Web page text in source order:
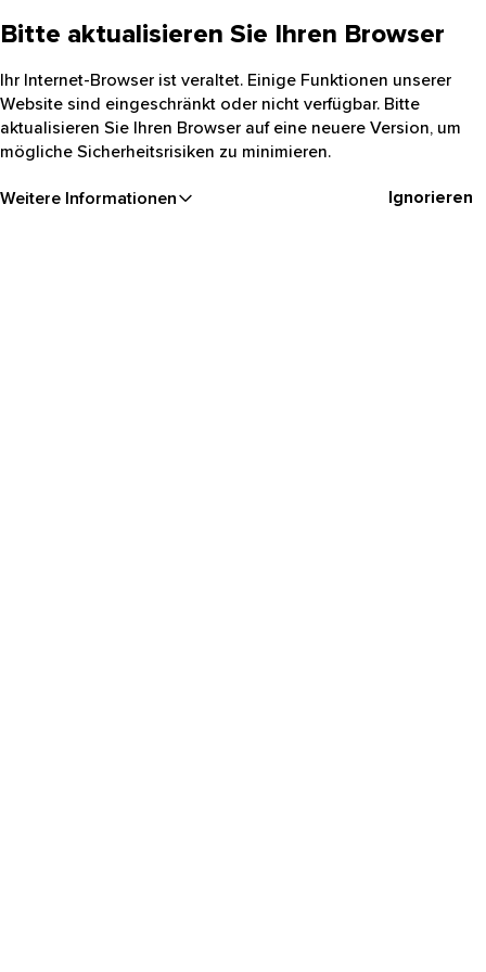
Bitte aktualisieren Sie Ihren Browser
Ihr Internet-Browser ist veraltet. Einige Funktionen unserer
Website sind eingeschränkt oder nicht verfügbar. Bitte
aktualisieren Sie Ihren Browser auf eine neuere Version, um
mögliche Sicherheitsrisiken zu minimieren.
Weitere Informationen Ignorieren